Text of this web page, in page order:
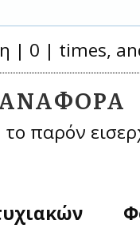
| 0 | times,
παρόν